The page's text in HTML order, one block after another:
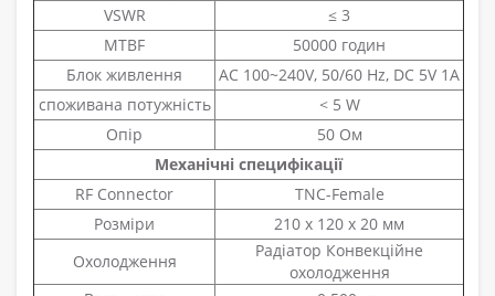
VSWR
≤ 3
MTBF
50000 годин
Блок живлення
AC 100~240V, 50/60 Hz, DC 5V 1A
споживана потужність
< 5 W
Опір
50 Ом
Механічні специфікації
RF Connector
TNC-Female
Розміри
210 x 120 x 20 мм
Охолодження
Радіатор Конвекційне
охолодження